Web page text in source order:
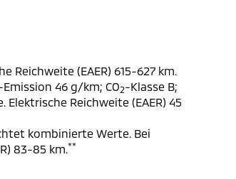
Reichweite (EAER) 615-627 km.
Emission 46 g/km; CO2-Klasse B;
Reichweite (EAER) 45
kombinierte Werte. Bei
83-85 km.**